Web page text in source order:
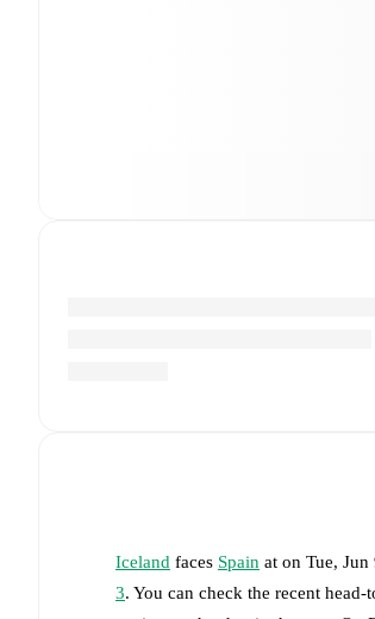
Iceland faces Spain at on Tue,
3. You can check the recent